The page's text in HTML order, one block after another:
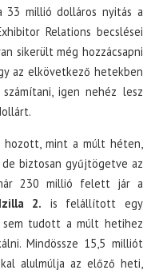
33 millió dolláros nyitás a
Relations becslései
sikerült még hozzácsapni
az elkövetkező hetekben
igen nehéz lesz
hozott, mint a múlt héten,
de biztosan gyűjtögetve az
230 millió felett jár a
2. is felállított egy
tudott a múlt hetihez
Mindössze 15,5 milliót
kal alulmúlja az előző heti,